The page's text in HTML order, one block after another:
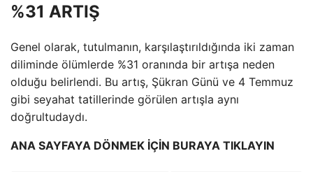
%31 ARTIŞ
Genel olarak, tutulmanın, karşılaştırıldığında iki zaman
diliminde ölümlerde %31 oranında bir artışa neden
olduğu belirlendi. Bu artış, Şükran Günü ve 4 Temmuz
gibi seyahat tatillerinde görülen artışla aynı
doğrultudaydı.
ANA SAYFAYA DÖNMEK İÇİN BURAYA TIKLAYIN